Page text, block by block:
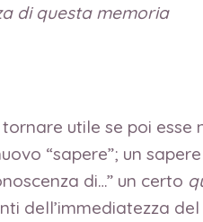
di questa memoria
utile se poi esse
“sapere”; un
di…” un certo
dell’immediatezza